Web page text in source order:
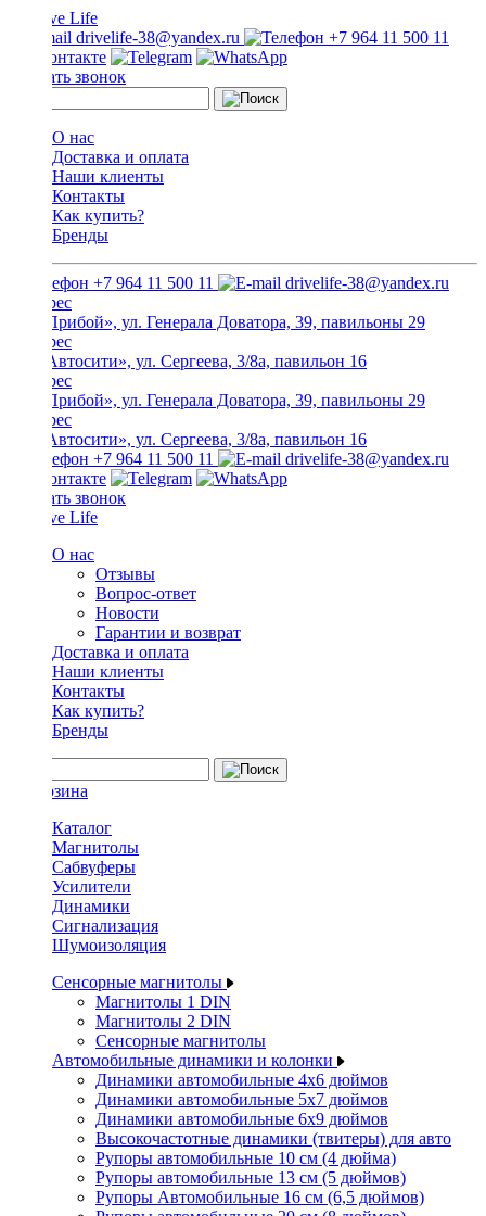
drivelife-38@yandex.ru +7 964 11 500 11
Заказать звонок
О нас
Доставка и оплата
Наши клиенты
Контакты
Как купить?
Бренды
+7 964 11 500 11 drivelife-38@yandex.ru
ТЦ «Прибой», ул. Генерала Доватора, 39, павильоны 29
ТЦ «Автосити», ул. Сергеева, 3/8а, павильон 16
ТЦ «Прибой», ул. Генерала Доватора, 39, павильоны 29
ТЦ «Автосити», ул. Сергеева, 3/8а, павильон 16
+7 964 11 500 11
drivelife-38@yandex.ru
Заказать звонок
О нас
Отзывы
Вопрос-ответ
Новости
Гарантии и возврат
Доставка и оплата
Наши клиенты
Контакты
Как купить?
Бренды
Каталог
Магнитолы
Сабвуферы
Усилители
Динамики
Сигнализация
Шумоизоляция
Сенсорные магнитолы
Магнитолы 1 DIN
Магнитолы 2 DIN
Сенсорные магнитолы
Автомобильные динамики и колонки
Динамики автомобильные 4x6 дюймов
Динамики автомобильные 5x7 дюймов
Динамики автомобильные 6x9 дюймов
Высокочастотные динамики (твитеры) для авто
Рупоры автомобильные 10 см (4 дюйма)
Рупоры автомобильные 13 см (5 дюймов)
Рупоры Автомобильные 16 см (6,5 дюймов)